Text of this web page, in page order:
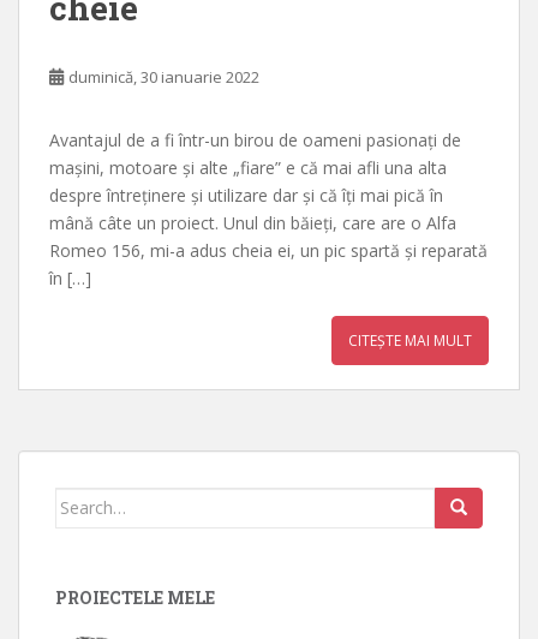
duminică, 30 ianuarie 2022
Avantajul de a fi într-un birou de oameni pasionați de
mașini, motoare și alte „fiare” e că mai afli una alta
despre întreținere și utilizare dar și că îți mai pică în
mână câte un proiect. Unul din băieți, care are o Alfa
Romeo 156, mi-a adus cheia ei, un pic spartă și reparată
în […]
CITEȘTE MAI MULT
Search
PROIECTELE MELE